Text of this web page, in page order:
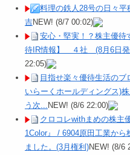
料理の鉄人28号の日々平
吉NEW! (8/7 00:02)
安心・堅実！？株主優待
待IR情報】 ４社 (8月6日発
22:05)
目指せ楽々優待生活のブ
いらーくホールディングス)
う次... NEW! (8/6 22:00)
クロコレwithまめの株主
1Color』 / 6904原田工業から
ました。(3月権利)NEW! (8/6